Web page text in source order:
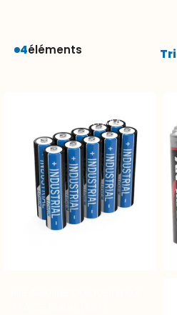
4éléments
Ansmann Lithéon AAA 1,5V